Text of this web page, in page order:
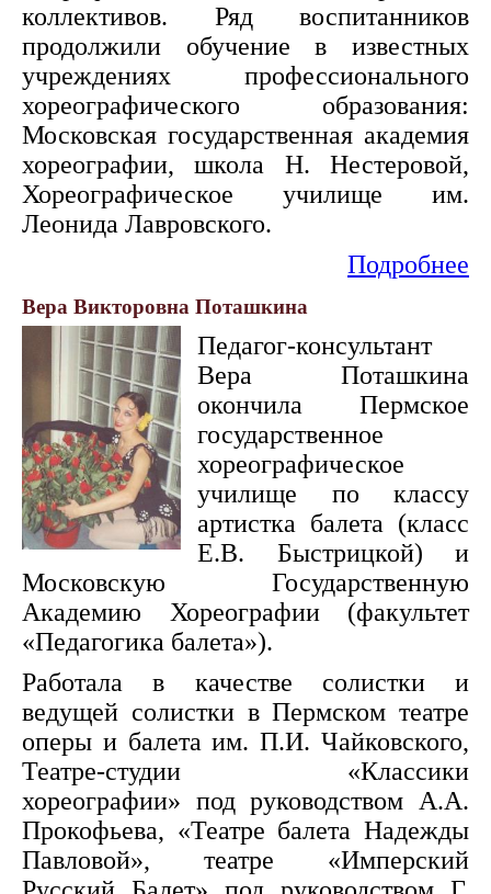
коллективов. Ряд воспитанников
продолжили обучение в известных
учреждениях профессионального
хореографического образования:
Московская государственная академия
хореографии, школа Н. Нестеровой,
Хореографическое училище им.
Леонида Лавровского.
Подробнее
Вера Викторовна Поташкина
Педагог-консультант
Вера Поташкина
окончила Пермское
государственное
хореографическое
училище по классу
артистка балета (класс
Е.В. Быстрицкой) и
Московскую Государственную
Академию Хореографии (факультет
«Педагогика балета»).
Работала в качестве солистки и
ведущей солистки в Пермском театре
оперы и балета им. П.И. Чайковского,
Театре-студии «Классики
хореографии» под руководством А.А.
Прокофьева, «Театре балета Надежды
Павловой», театре «Имперский